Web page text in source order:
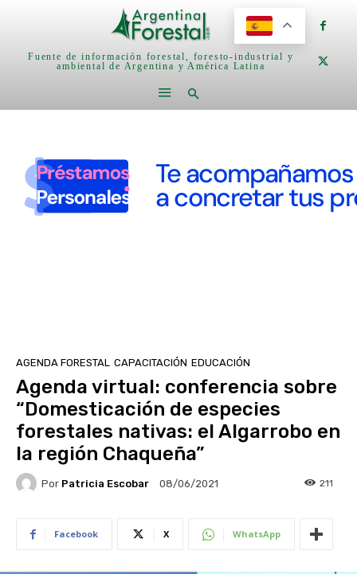
Fuente de información forestal, foresto-industrial y
ambiental de Argentina y América Latina
AGENDA FORESTAL CAPACITACIÓN EDUCACIÓN
Agenda virtual: conferencia sobre
“Domesticación de especies
forestales nativas: el Algarrobo en
la región Chaqueña”
Por Patricia Escobar 08/06/2021 211
Facebook X WhatsApp